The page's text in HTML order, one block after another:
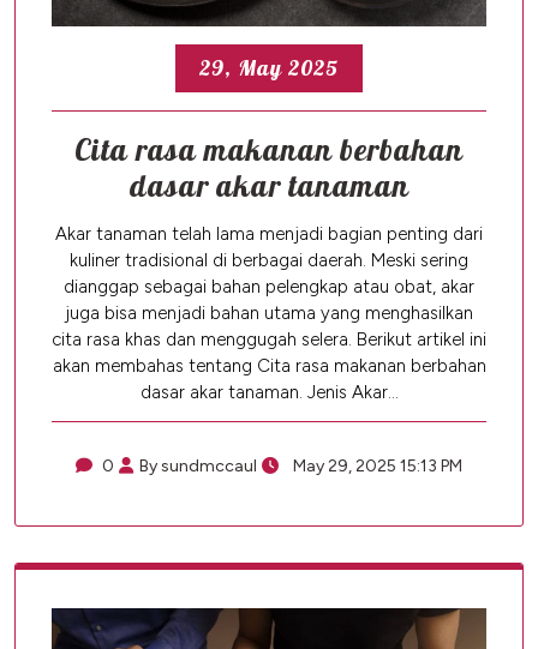
29, May 2025
Cita rasa makanan berbahan
dasar akar tanaman
Akar tanaman telah lama menjadi bagian penting dari
kuliner tradisional di berbagai daerah. Meski sering
dianggap sebagai bahan pelengkap atau obat, akar
juga bisa menjadi bahan utama yang menghasilkan
cita rasa khas dan menggugah selera. Berikut artikel ini
akan membahas tentang Cita rasa makanan berbahan
dasar akar tanaman. Jenis Akar…
0 By sundmccaul May 29, 2025 15:13 PM